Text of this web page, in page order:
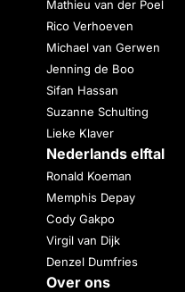
Mathieu van der Poel
Rico Verhoeven
Michael van Gerwen
Jenning de Boo
Sifan Hassan
Suzanne Schulting
Lieke Klaver
Nederlands elftal
Ronald Koeman
Memphis Depay
Cody Gakpo
Virgil van Dijk
Denzel Dumfries
Over ons